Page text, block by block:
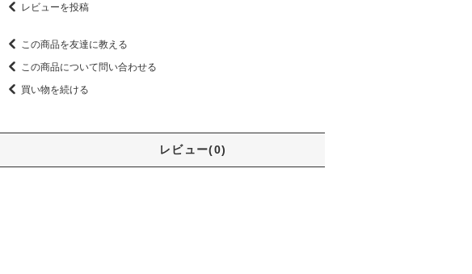
レビューを投稿
この商品を友達に教える
この商品について問い合わせる
買い物を続ける
レビュー(0)